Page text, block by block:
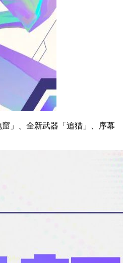
」、全新武器「追猎」、序幕